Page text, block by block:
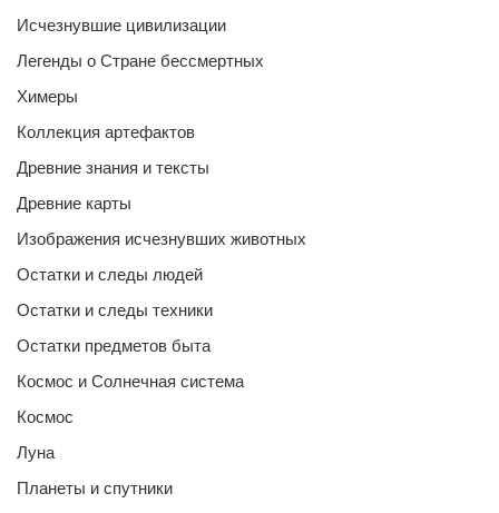
Исчезнувшие цивилизации
Легенды о Стране бессмертных
Химеры
Коллекция артефактов
Древние знания и тексты
Древние карты
Изображения исчезнувших животных
Остатки и следы людей
Остатки и следы техники
Остатки предметов быта
Космос и Солнечная система
Космос
Луна
Планеты и спутники